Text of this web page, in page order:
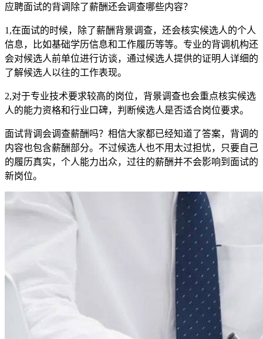
应聘面试的背调除了薪酬还会调查哪些内容？
1,在面试的时候，除了薪酬背景调查，还会核实候选人的个人
信息，比如基础学历信息和工作履历等等。专业的背调机构还
会对候选人前单位进行访谈，通过候选人提供的证明人详细的
了解候选人以往的工作表现。
2,对于专业技术要求较高的岗位，背景调查也会重点核实候选
人的能力资格和行业口碑，判断候选人是否适合岗位要求。
面试背调会调查薪酬吗？相信大家都已经知道了答案，背调的
内容也包含薪酬部分。不过候选人也不用太过担忧，只要自己
的履历真实，个人能力出众，过往的薪酬并不会影响到面试的
新岗位。